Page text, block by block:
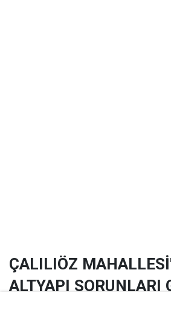
ÇALILIÖZ
ALTYAPI SORUNLARI